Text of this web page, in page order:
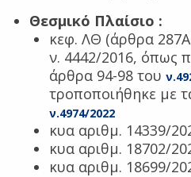
Θεσμικό Πλαίσιο :
κεφ. ΛΘ (άρθρα
ν. 4442/2016, όπως
άρθρα 94-98 του
τροποποιήθηκε με
ν.4974/2022
κυα αριθμ. 14339/
κυα αριθμ. 18702/
κυα αριθμ. 18699/